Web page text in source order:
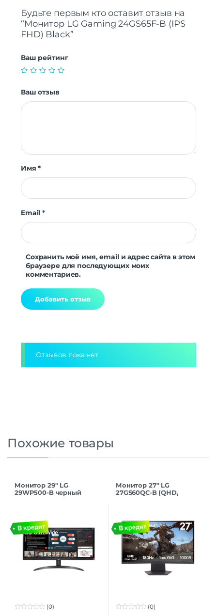
Будьте первым кто оставит отзыв на
“Монитор LG Gaming 24GS65F-B (IPS
FHD) Black”
Ваш рейтинг
Ваш отзыв
Имя*
Email*
Сохранить моё имя, email и адрес сайта в этом
браузере для последующих моих
комментариев.
Отзывов пока нет
Похожие товары
Монитор 29″ LG
29WP500-B черный
(0)
Монитор 27″ LG
27GS60QC-B (QHD,
(0)